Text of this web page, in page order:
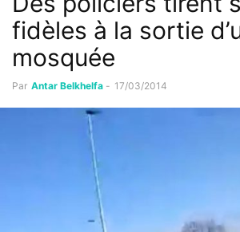
fidèles à la sortie
mosquée
Par Antar Belkhelfa - 17/03/2014